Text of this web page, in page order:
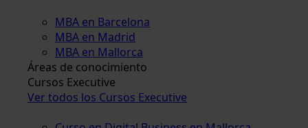
MBA en Barcelona
MBA en Madrid
MBA en Mallorca
Áreas de conocimiento
Cursos Executive
Ver todos los Cursos Executive